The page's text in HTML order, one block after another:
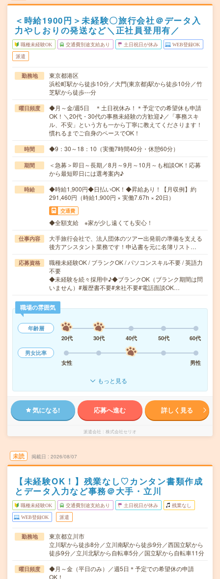
＜時給1900円＞未経験〇旅行会社＠データ入
力やしおりの発送など＼正社員登用有／
職種未経験OK 交通費別途支給あり 土日祝日が休み WEB登録OK
派遣
勤務地
東京都港区
浜松町駅から徒歩10分／大門(東京都)駅から徒歩10分／竹
芝駅から徒歩---分
曜日頻度
◆月～金/週5日 ＊土日祝休み！＊予定での希望休も申請
OK！＼20代・30代の事務未経験の方歓迎♪／「事務スキ
ル、不安」という方も一から丁寧に教えてくださります！
慣れるまでご自身のペースでOK！
時間 ◆9：30～18：10（実働7時間40分・休憩60分）
期間
＜急募＞即日～長期／8月～9月～10月～も相談OK！応募
から最短即日には選考案内♪
時給
◆時給1,900円◆日払いOK！◆昇給あり！【月収例】約
291,460円（時給1,900円 × 実働7.67h × 20日）
交通費
◆全額支給 ※家が少し遠くても安心！
仕事内容
大手旅行会社で、法人団体のツアー出発前の準備を支える
後方アシスタント業務です！申込書を元に名簿リスト…
応募資格
職種未経験OK / ブランクOK / パソコンスキル不要 / 英語力
不要
◆未経験を続々採用中♪◆ブランクOK（ブランク期間は問
いません）#履歴書不要#来社不要#電話面談OK…
職場の雰囲気
年齢層
20代
30代 40代 50代
60代
男女比率
女性
男性
もっと見る
気になる! 応募へ進む 詳しく見る
派遣会社 株式会社セリオ
未読 掲載日 2026/08/07
【未経験OK！】残業なし♡カンタン書類作成
とデータ入力など事務＠大手・立川
職種未経験OK 交通費別途支給あり 土日祝日が休み 残業なし
WEB登録OK 派遣
勤務地
東京都立川市
立川駅から徒歩8分／立川南駅から徒歩9分／西国立駅から
徒歩9分／立川北駅から自転車5分／国立駅から自転車11分
曜日頻度
◆月～金（平日のみ）／週5日＊予定での希望休の申請
OK！